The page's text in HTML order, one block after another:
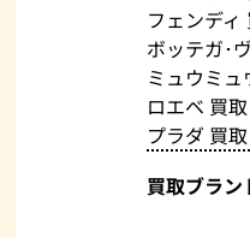
フェンディ
ボッテガ･
ミュウミュ
ロエベ 買取
プラダ 買取
買取ブラン